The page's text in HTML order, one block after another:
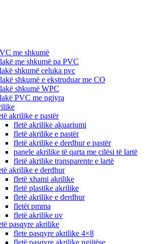
me shkumë
me shkumë pa PVC
shkumë celuka pvc
shkumë e ekstruduar me CO
shkumë WPC
PVC me ngjyra
akrilike e pastër
fletë akrilike akuariumi
fletë akrilike e pastër
fletë akrilike e derdhur e pastër
panele akrilike të qarta me cilësi të lartë
fletë akrilike transparente e lartë
akrilike e derdhur
fletë xhami akrilike
fletë plastike akrilike
fletë akrilike e derdhur
fletët pmma
fletë akrilike uv
pasqyre akrilike
flete pasqyre akrilike 4×8
fletë pasqyre akrilike ngjitëse